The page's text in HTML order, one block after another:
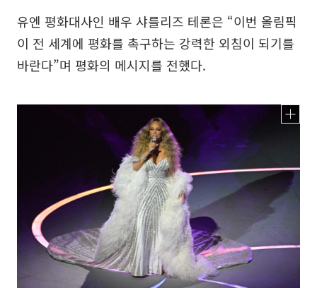
유엔 평화대사인 배우 샤를리즈 테론은 “이번 올림픽
이 전 세계에 평화를 촉구하는 강력한 외침이 되기를
바란다”며 평화의 메시지를 전했다.